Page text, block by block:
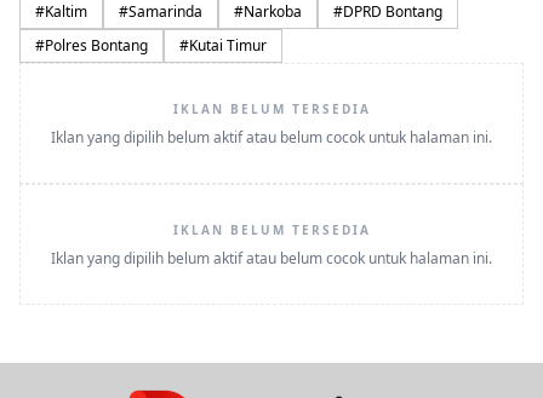
#Kaltim #Samarinda #Narkoba #DPRD Bontang
#Polres Bontang #Kutai Timur
IKLAN BELUM TERSEDIA
Iklan yang dipilih belum aktif atau belum cocok untuk halaman ini.
IKLAN BELUM TERSEDIA
Iklan yang dipilih belum aktif atau belum cocok untuk halaman ini.